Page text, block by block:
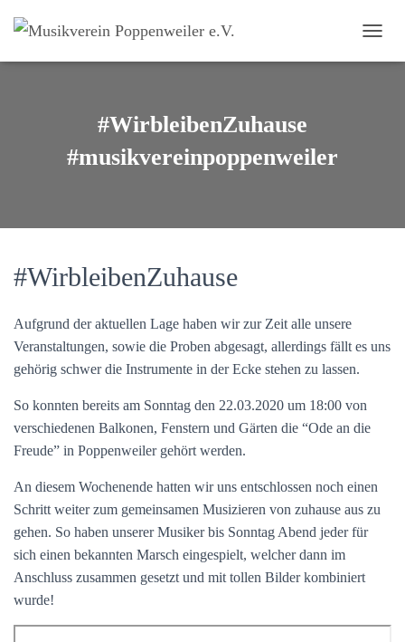
#WirbleibenZuhause
#musikvereinpoppenweiler
#WirbleibenZuhause
Aufgrund der aktuellen Lage haben wir zur Zeit alle unsere
Veranstaltungen, sowie die Proben abgesagt, allerdings fällt es uns
gehörig schwer die Instrumente in der Ecke stehen zu lassen.
So konnten bereits am Sonntag den 22.03.2020 um 18:00 von
verschiedenen Balkonen, Fenstern und Gärten die “Ode an die
Freude” in Poppenweiler gehört werden.
An diesem Wochenende hatten wir uns entschlossen noch einen
Schritt weiter zum gemeinsamen Musizieren von zuhause aus zu
gehen. So haben unserer Musiker bis Sonntag Abend jeder für
sich einen bekannten Marsch eingespielt, welcher dann im
Anschluss zusammen gesetzt und mit tollen Bilder kombiniert
wurde!